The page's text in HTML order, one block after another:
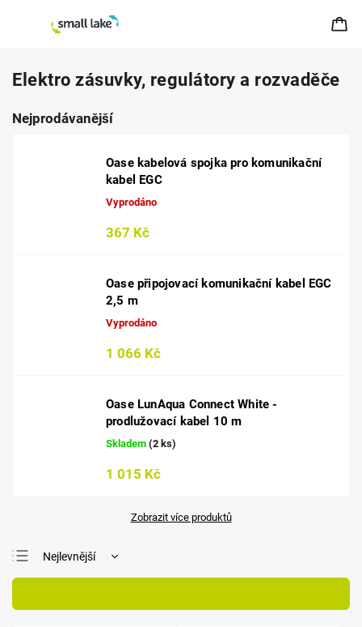
Elektro zásuvky, regulátory a rozvaděče
Nejprodávanější
Oase kabelová spojka pro komunikační
kabel EGC
Vyprodáno
367 Kč
Oase připojovací komunikační kabel EGC
2,5 m
Vyprodáno
1 066 Kč
Oase LunAqua Connect White -
prodlužovací kabel 10 m
Skladem (2 ks)
1 015 Kč
Zobrazit více produktů
Nejlevnější
Nejprodávanější